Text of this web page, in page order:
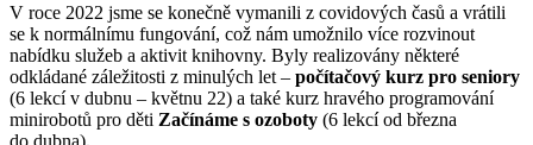
V roce 2022 jsme se konečně vymanili z covidových časů a vrátili
se k normálnímu fungování, což nám umožnilo více rozvinout
nabídku služeb a aktivit knihovny. Byly realizovány některé
odkládané záležitosti z minulých let – počítačový kurz pro seniory
(6 lekcí v dubnu – květnu 22) a také kurz hravého programování
minirobotů pro děti Začínáme s ozoboty (6 lekcí od března
do dubna).